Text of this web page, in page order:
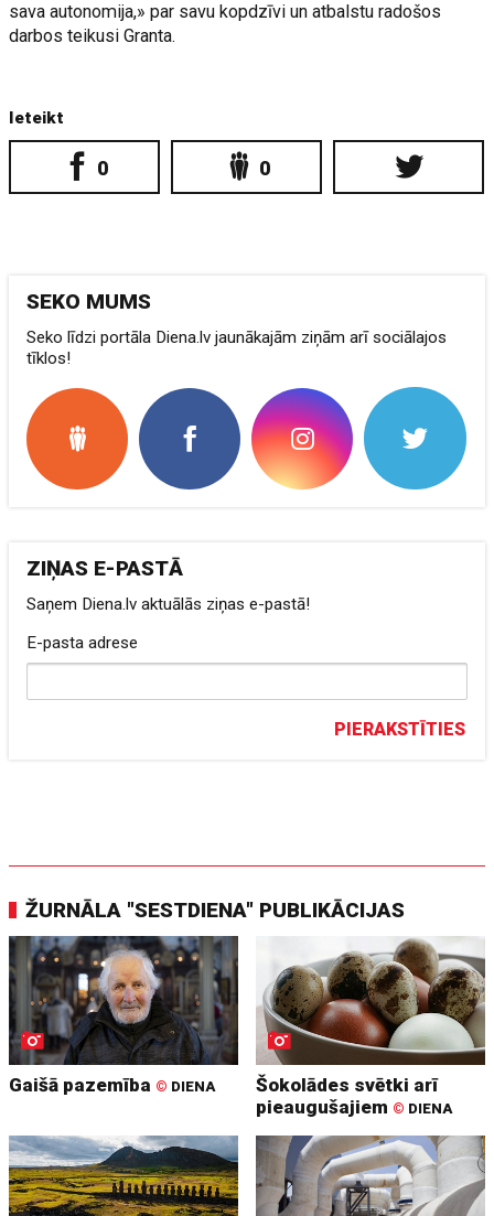
sava autonomija,» par savu kopdzīvi un atbalstu radošos
darbos teikusi Granta.
Ieteikt
0 0
SEKO MUMS
Seko līdzi portāla Diena.lv jaunākajām ziņām arī sociālajos
tīklos!
ZIŅAS E-PASTĀ
Saņem Diena.lv aktuālās ziņas e-pastā!
E-pasta adrese
PIERAKSTĪTIES
ŽURNĀLA "SESTDIENA" PUBLIKĀCIJAS
Gaišā pazemība © DIENA
Šokolādes svētki arī
pieaugušajiem © DIENA